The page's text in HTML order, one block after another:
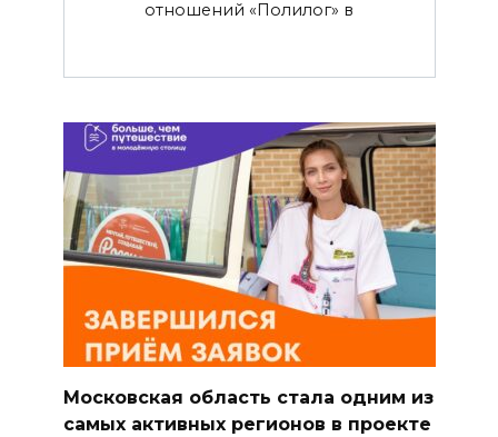
отношений «Полилог» в
Московская область стала одним из
самых активных регионов в проекте